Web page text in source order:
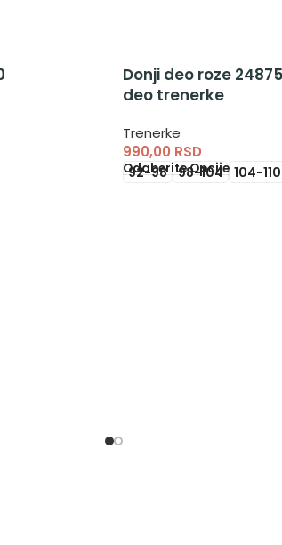
Donji deo roze
deo trenerke
Trenerke
990,00 RSD
Odaberite Opcije
92-98 98-104 104-110